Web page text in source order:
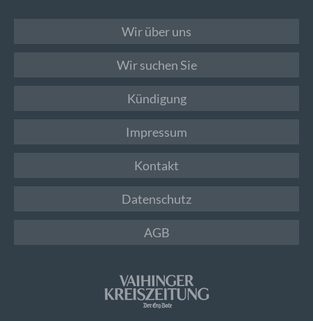
Wir über uns
Wir suchen Sie
Kündigung
Impressum
Kontakt
Datenschutz
AGB